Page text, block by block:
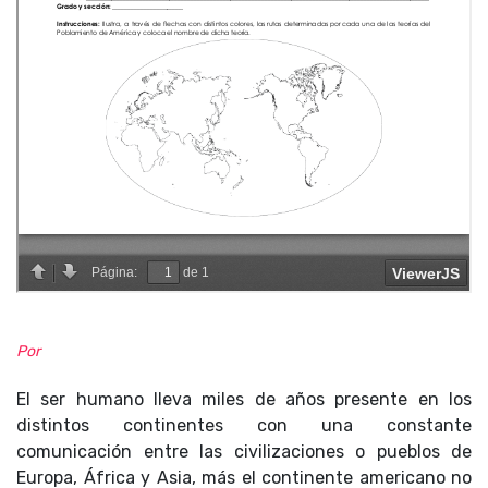
Por
El ser humano lleva miles de años presente en los
distintos continentes con una constante
comunicación entre las civilizaciones o pueblos de
Europa, África y Asia, más el continente americano no